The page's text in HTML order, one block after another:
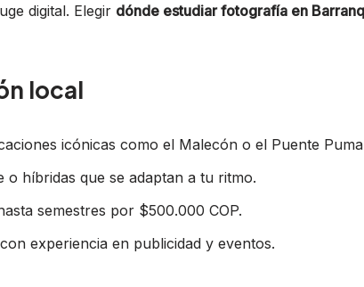
digital. Elegir dónde estudiar fotografía en
local
icónicas como el Malecón o el Puente
o híbridas que se adaptan a tu ritmo.
semestres por $500.000 COP.
experiencia en publicidad y eventos.